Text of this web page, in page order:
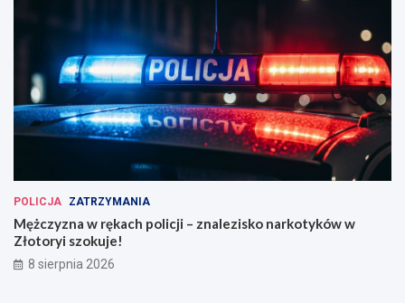
POLICJA ZATRZYMANIA
Mężczyzna w rękach policji – znalezisko narkotyków w
Złotoryi szokuje!
8 sierpnia 2026